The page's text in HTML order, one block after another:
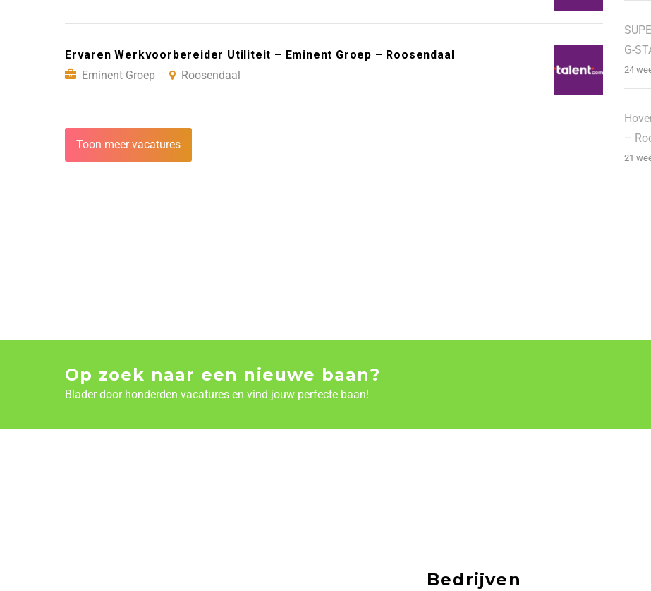
Ervaren Werkvoorbereider Utiliteit – Eminent Groep – Roosendaal
Eminent Groep
Roosendaal
Toon meer vacatures
G-
24
–
21
Op zoek naar een nieuwe baan?
Blader door honderden vacatures en vind jouw perfecte baan!
Bedrijven